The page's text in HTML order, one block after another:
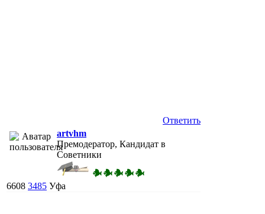
Ответить
artvhm
Премодератор, Кандидат в
Советники
6608 3485 Уфа